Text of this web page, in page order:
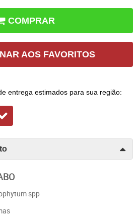
COMPRAR
AOS FAVORITOS
entrega estimados para sua região:
spp